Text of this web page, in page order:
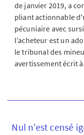
de janvier 2019, a
pliant actionnable
pécuniaire avec
l’acheteur est un
le tribunal des
avertissement écrit
Nul n’est censé